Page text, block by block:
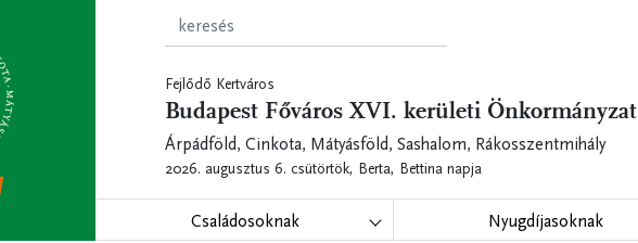
Fejlődő Kertváros
Budapest Főváros XVI. kerületi Önkormányzat
Árpádföld, Cinkota, Mátyásföld, Sashalom, Rákosszentmihály
2026. augusztus 6. csütörtök, Berta, Bettina napja
Családosoknak Nyugdíjasoknak